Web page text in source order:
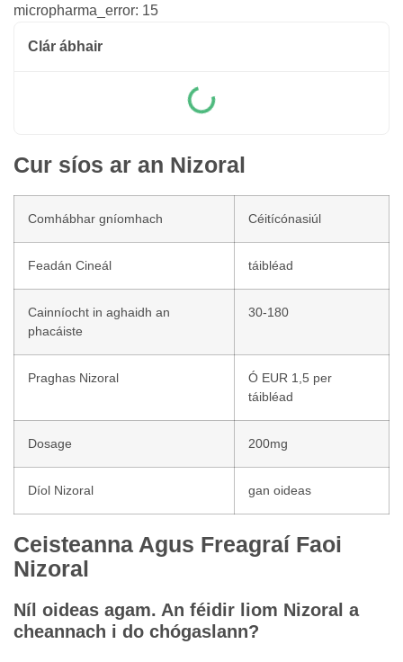
micropharma_error: 15
Clár ábhair
Cur síos ar an Nizoral
Comhábhar gníomhach Céitícónasiúl
Feadán Cineál táibléad
Cainníocht in aghaidh an
phacáiste
30-180
Praghas Nizoral
Ó EUR 1,5 per
táibléad
Dosage 200mg
Díol Nizoral gan oideas
Ceisteanna Agus Freagraí Faoi
Nizoral
Níl oideas agam. An féidir liom Nizoral a
cheannach i do chógaslann?